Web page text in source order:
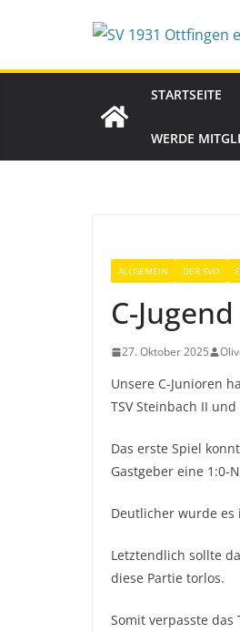
STARTSEITE
WERDE
ALLGEMEIN DER SVO
C-
27. Oktober 2025
Unsere C-Junioren
TSV Steinbach II
Das erste Spiel
Gastgeber eine 1:0-
Deutlicher wurde es
Letztendlich sollte
diese Partie torlos.
Somit verpasste